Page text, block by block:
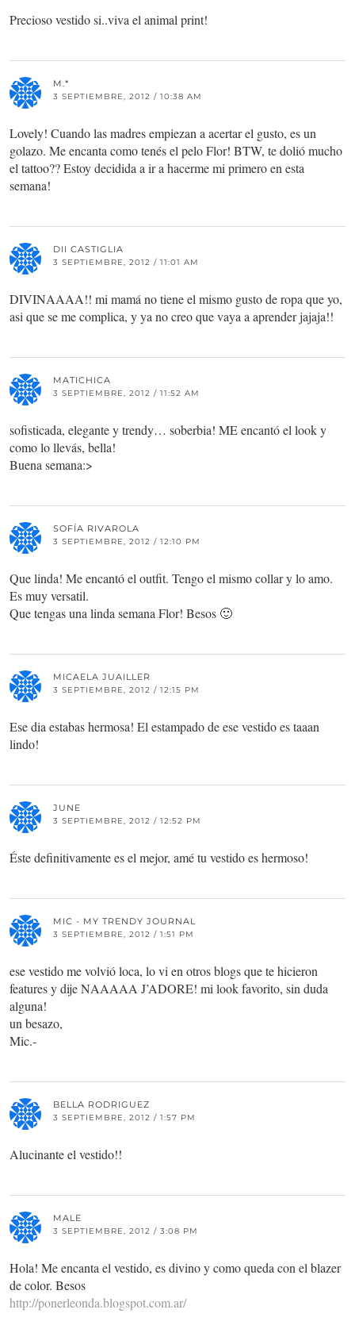
Precioso vestido si..viva el animal print!
M.*
3 SEPTIEMBRE, 2012 / 10:38 AM
Lovely! Cuando las madres empiezan a acertar el gusto, es un
golazo. Me encanta como tenés el pelo Flor! BTW, te dolió mucho
el tattoo?? Estoy decidida a ir a hacerme mi primero en esta
semana!
DII CASTIGLIA
3 SEPTIEMBRE, 2012 / 11:01 AM
DIVINAAAA!! mi mamá no tiene el mismo gusto de ropa que yo,
asi que se me complica, y ya no creo que vaya a aprender jajaja!!
MATICHICA
3 SEPTIEMBRE, 2012 / 11:52 AM
sofisticada, elegante y trendy… soberbia! ME encantó el look y
como lo llevás, bella!
Buena semana:>
SOFÍA RIVAROLA
3 SEPTIEMBRE, 2012 / 12:10 PM
Que linda! Me encantó el outfit. Tengo el mismo collar y lo amo.
Es muy versatil.
Que tengas una linda semana Flor! Besos 🙂
MICAELA JUAILLER
3 SEPTIEMBRE, 2012 / 12:15 PM
Ese dia estabas hermosa! El estampado de ese vestido es taaan
lindo!
JUNE
3 SEPTIEMBRE, 2012 / 12:52 PM
Éste definitivamente es el mejor, amé tu vestido es hermoso!
MIC - MY TRENDY JOURNAL
3 SEPTIEMBRE, 2012 / 1:51 PM
ese vestido me volvió loca, lo vi en otros blogs que te hicieron
features y dije NAAAAA J’ADORE! mi look favorito, sin duda
alguna!
un besazo,
Mic.-
BELLA RODRIGUEZ
3 SEPTIEMBRE, 2012 / 1:57 PM
Alucinante el vestido!!
MALE
3 SEPTIEMBRE, 2012 / 3:08 PM
Hola! Me encanta el vestido, es divino y como queda con el blazer
de color. Besos
http://ponerleonda.blogspot.com.ar/